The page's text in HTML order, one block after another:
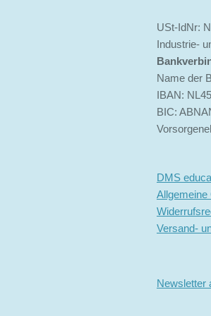
USt-IdNr:
Industrie-
Name der
IBAN:
BIC:
DMS
Allgemeine
Versand-
Newsletter